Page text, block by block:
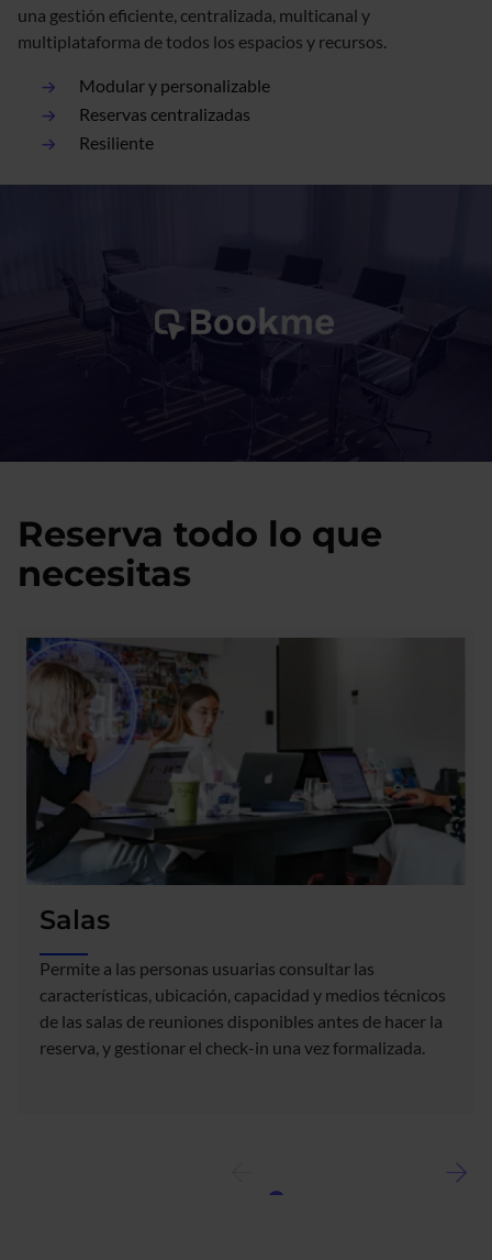
una gestión eficiente, centralizada, multicanal y
multiplataforma de todos los espacios y recursos.
Modular y personalizable
Reservas centralizadas
Resiliente
Reserva todo lo que
necesitas
Salas
Permite a las personas usuarias consultar las
características, ubicación, capacidad y medios técnicos
de las salas de reuniones disponibles antes de hacer la
reserva, y gestionar el check-in una vez formalizada.